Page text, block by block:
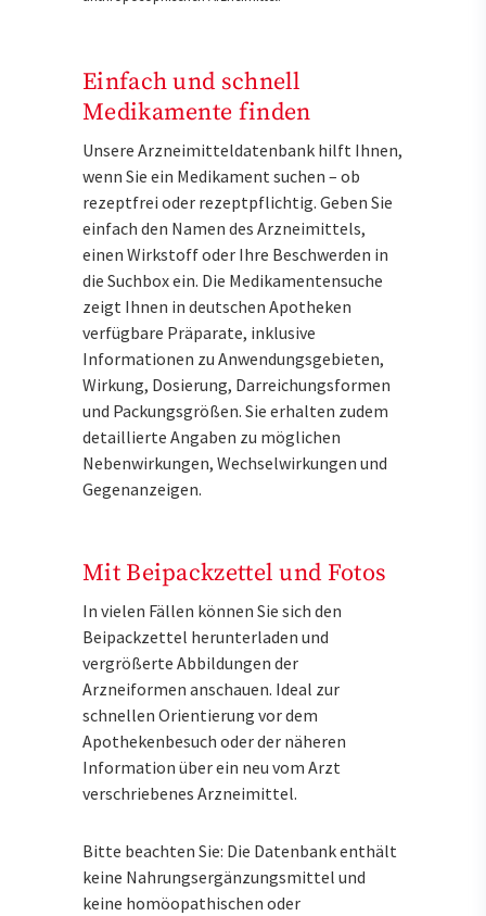
Einfach und schnell
Medikamente finden
Unsere Arzneimitteldatenbank hilft Ihnen,
wenn Sie ein Medikament suchen – ob
rezeptfrei oder rezeptpflichtig. Geben Sie
einfach den Namen des Arzneimittels,
einen Wirkstoff oder Ihre Beschwerden in
die Suchbox ein. Die Medikamentensuche
zeigt Ihnen in deutschen Apotheken
verfügbare Präparate, inklusive
Informationen zu Anwendungsgebieten,
Wirkung, Dosierung, Darreichungsformen
und Packungsgrößen. Sie erhalten zudem
detaillierte Angaben zu möglichen
Nebenwirkungen, Wechselwirkungen und
Gegenanzeigen.
Mit Beipackzettel und Fotos
In vielen Fällen können Sie sich den
Beipackzettel herunterladen und
vergrößerte Abbildungen der
Arzneiformen anschauen. Ideal zur
schnellen Orientierung vor dem
Apothekenbesuch oder der näheren
Information über ein neu vom Arzt
verschriebenes Arzneimittel.
Bitte beachten Sie: Die Datenbank enthält
keine Nahrungsergänzungsmittel und
keine homöopathischen oder